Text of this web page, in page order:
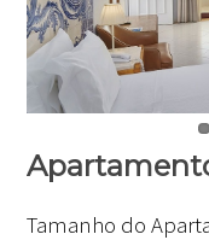
Tamanho do